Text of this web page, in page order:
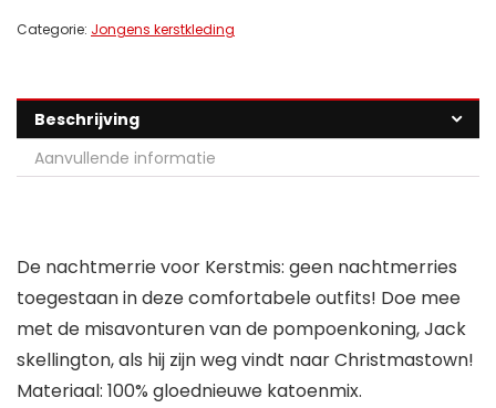
Categorie: Jongens kerstkleding
Beschrijving
Aanvullende informatie
De nachtmerrie voor Kerstmis: geen nachtmerries
toegestaan in deze comfortabele outfits! Doe mee
met de misavonturen van de pompoenkoning, Jack
skellington, als hij zijn weg vindt naar Christmastown!
Materiaal: 100% gloednieuwe katoenmix.